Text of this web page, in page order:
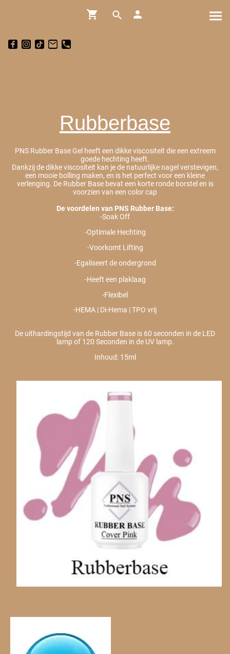
Rubberbase
PNS Rubber Base Gel heeft een dikke viscositeit die een extreem
goede hechting heeft.
Dankzij de dikke viscositeit kan je de natuurlijke nagel verstevigen,
een mooie bolling maken, en is het perfect voor een kleine
verlenging. De Rubber Base bevat een korte ronde borstel en is
voorzien van een color cap
De voordelen van PNS Rubber Base:
-Soak Off
-Optimale Hechting
-Voorkomt Lifting
-Egaliseert de ondergrond
-Heeft een plaklaag
-Flexibel
-HEMA | Di-Hema | TPO vrij
De uithardingstijd van de Rubber Base is 60 seconden in de LED
lamp of 120 Seconden in de UV lamp.
Inhoud: 15ml